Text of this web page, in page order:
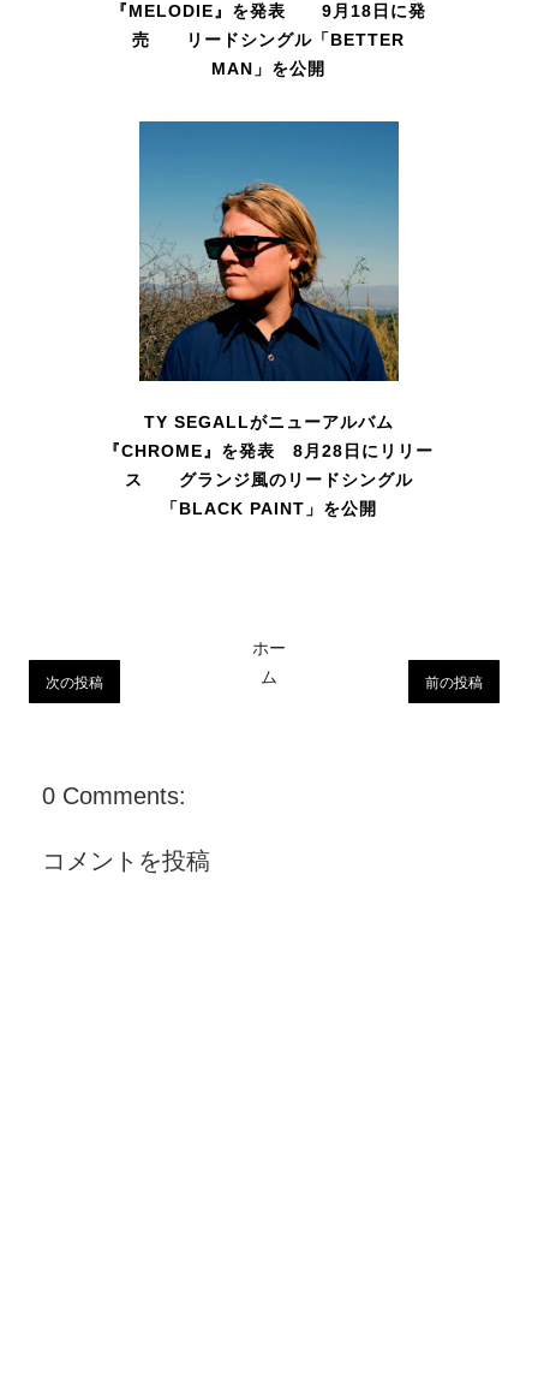
『MELODIE』を発表 9月18日に発
売 リードシングル「BETTER
MAN」を公開
TY SEGALLがニューアルバム
『CHROME』を発表 8月28日にリリー
ス グランジ風のリードシングル
「BLACK PAINT」を公開
次の投稿 前の投稿
ホー
ム
0 Comments:
コメントを投稿